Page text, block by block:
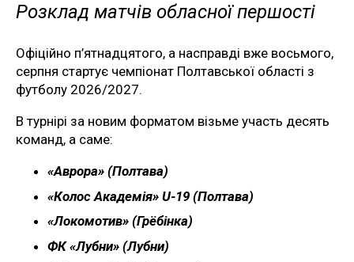
Розклад матчів обласної першості
Офіційно п’ятнадцятого, а насправді вже восьмого,
серпня стартує чемпіонат Полтавської області з
футболу 2026/2027.
В турнірі за новим форматом візьме участь десять
команд, а саме:
«Аврора» (Полтава)
«Колос Академія» U-19 (Полтава)
«Локомотив» (Грёбінка)
ФК «Лубни» (Лубни)